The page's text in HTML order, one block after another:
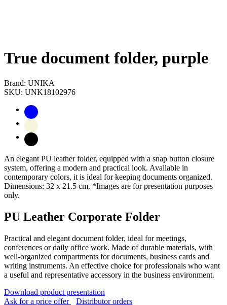
True document folder, purple
Brand: UNIKA
SKU: UNK18102976
An elegant PU leather folder, equipped with a snap button closure
system, offering a modern and practical look. Available in
contemporary colors, it is ideal for keeping documents organized.
Dimensions: 32 x 21.5 cm. *Images are for presentation purposes
only.
PU Leather Corporate Folder
Practical and elegant document folder, ideal for meetings,
conferences or daily office work. Made of durable materials, with
well-organized compartments for documents, business cards and
writing instruments. An effective choice for professionals who want
a useful and representative accessory in the business environment.
Download product presentation
Ask for a price offer
Distributor orders